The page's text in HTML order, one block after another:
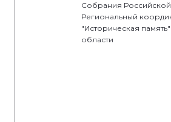
Собрания
Региональный
"Историческая
области